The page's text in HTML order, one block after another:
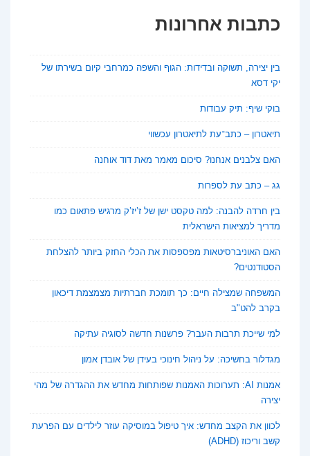
כתבות אחרונות
בין יצירה, תשוקה ובדידות: הגוף והשפה כמרחבי קיום בשירתו של
יקי דסא
בוקי שיף: תיק עבודות
תיאטרון – כתב־עת לתיאטרון עכשווי
האם צלבנים אנחנו? סיכום מאמר מאת דוד אוחנה
גג – כתב עת לספרות
בין חרדה להבנה: למה טקסט ישן של ז’יז’ק מרגיש פתאום כמו
מדריך למציאות הישראלית
האם האוניברסיטאות מפספסות את הכלי החזק ביותר להצלחת
הסטודנטים?
המשפחה שמצילה חיים: כך תומכת חברתיות מצמצמת דיכאון
בקרב להט"ב
למי שייכת תרבות העבר? פרשנות חדשה לסוגיה עתיקה
מגדלור בחשיכה: על ניהול חינוכי בעידן של אובדן אמון
אמנות AI: תערוכות האמנות שפותחות מחדש את ההגדרה של מהי
יצירה
לכוון את הקצב מחדש: איך טיפול במוסיקה עוזר לילדים עם הפרעת
קשב וריכוז (ADHD)